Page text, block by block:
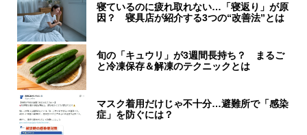
寝ているのに疲れ取れない…「寝返り」が原
因？ 寝具店が紹介する3つの“改善法”とは
旬の「キュウリ」が3週間長持ち？ まるご
と冷凍保存＆解凍のテクニックとは
マスク着用だけじゃ不十分…避難所で「感染
症」を防ぐには？